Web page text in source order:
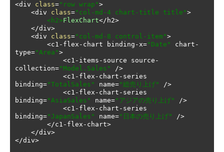
<div class="row wrap">
<div class="col-md-4 chart-title title">
<h2>FlexChart</ h2>
</div>
<div class="col-md-8 control-item">
<c1 - flex - chart binding -x="Date" chart -
type="Area">
<c1 - items - source source -
collection="Model.Sales"
/>
<c1 - flex - chart - series
binding="TotalSales" name="総売り上げ"
/>
<c1 - flex - chart - series
binding="AsiaSales" name="アジアの売り上げ"
/>
<c1 - flex - chart - series
binding="JapanSales" name="日本の売り上げ"
/>
</c1 - flex - chart>
</div>
</div>